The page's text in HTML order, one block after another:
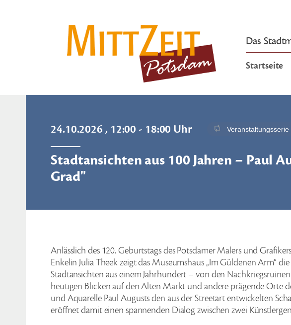
Das
Startseite
24.10.2026 , 12:00 - 18:00 Uhr Veranstaltungsserie
Stadtansichten aus 100 Jahren – Paul
Grad"
Anlässlich des 120. Geburtstags des Potsdamer Malers und
Enkelin Julia Theek zeigt das Museumshaus „Im Güldenen Arm“
Stadtansichten aus einem Jahrhundert – von den
heutigen Blicken auf den Alten Markt und andere prägende Orte
und Aquarelle Paul Augusts den aus der Streetart entwickelten
eröffnet damit einen spannenden Dialog zwischen zwei